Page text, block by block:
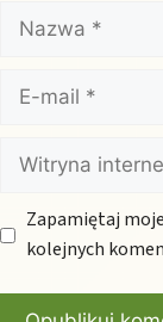
Nazwa
mail
Witryna
internetowa
Zapamiętaj
kolejnych